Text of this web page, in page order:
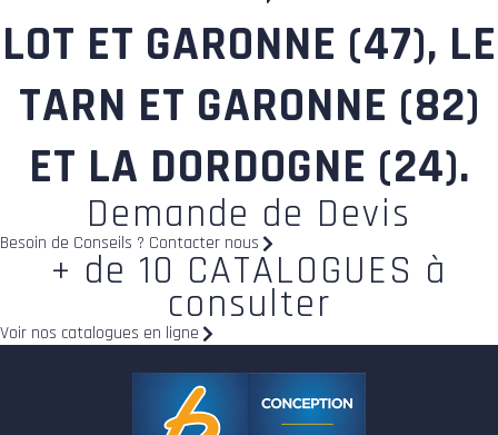
LOT ET GARONNE (47), LE
TARN ET GARONNE (82)
ET LA DORDOGNE (24).
Demande de Devis
Besoin de Conseils ? Contacter nous
+ de 10 CATALOGUES à
consulter
Voir nos catalogues en ligne